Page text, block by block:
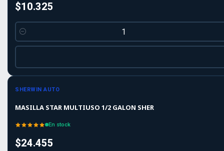
$10.325
Cantidad
SHERWIN AUTO
MASILLA STAR MULTIUSO 1/2 GALON SHER
En stock
$24.455